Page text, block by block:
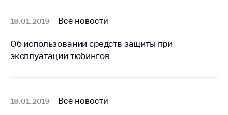
Прямaя телефоннaя
Горячая линия
Сообщить о росте
18.01.2019 Все новости
Об использовании средств защиты при
эксплуатации тюбингов
18.01.2019 Все новости